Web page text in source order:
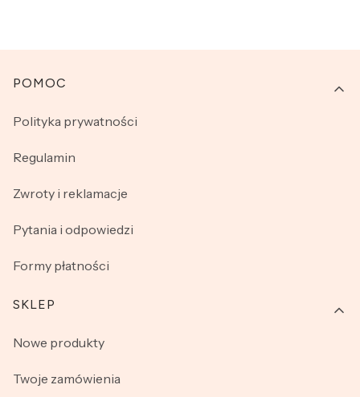
Linki w stopce
POMOC
Polityka prywatności
Regulamin
Zwroty i reklamacje
Pytania i odpowiedzi
Formy płatności
SKLEP
Nowe produkty
Twoje zamówienia